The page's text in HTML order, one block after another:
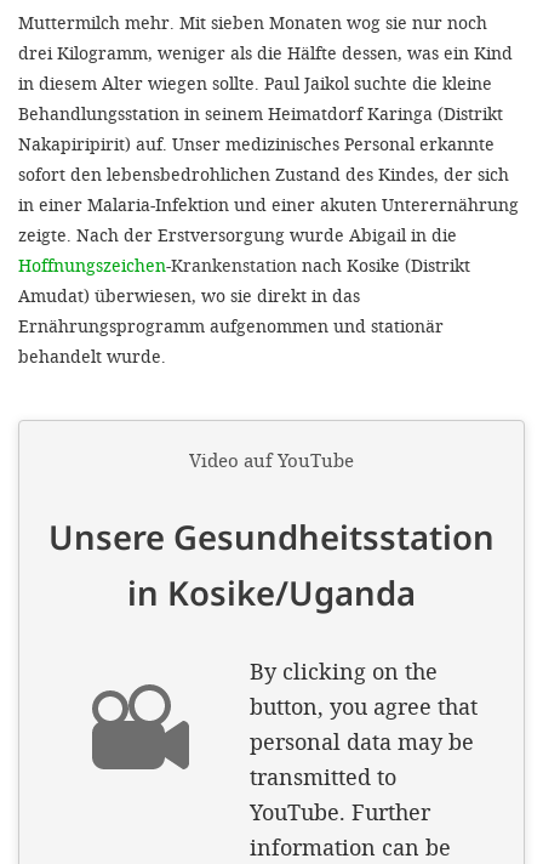
Muttermilch mehr. Mit sieben Monaten wog sie nur noch
drei Kilogramm, weniger als die Hälfte dessen, was ein Kind
in diesem Alter wiegen sollte. Paul Jaikol suchte die kleine
Behandlungsstation in seinem Heimatdorf Karinga (Distrikt
Nakapiripirit) auf. Unser medizinisches Personal erkannte
sofort den lebensbedrohlichen Zustand des Kindes, der sich
in einer Malaria-Infektion und einer akuten Unterernährung
zeigte. Nach der Erstversorgung wurde Abigail in die
Hoffnungszeichen-Krankenstation nach Kosike (Distrikt
Amudat) überwiesen, wo sie direkt in das
Ernährungsprogramm aufgenommen und stationär
behandelt wurde.